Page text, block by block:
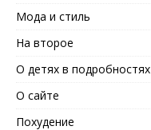
Мода и стиль
На второе
О детях в подробностях
О сайте
Похудение